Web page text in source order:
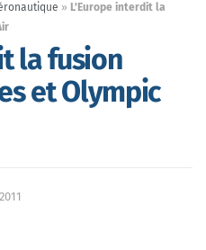
» L’Europe interdit la
la fusion
et Olympic